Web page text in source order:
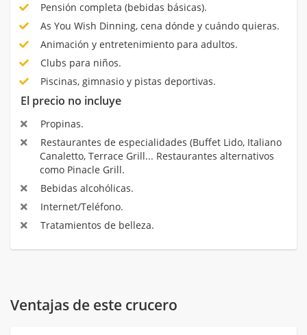
Pensión completa (bebidas básicas).
As You Wish Dinning, cena dónde y cuándo quieras.
Animación y entretenimiento para adultos.
Clubs para niños.
Piscinas, gimnasio y pistas deportivas.
El precio no incluye
Propinas.
Restaurantes de especialidades (Buffet Lido, Italiano
Canaletto, Terrace Grill... Restaurantes alternativos
como Pinacle Grill.
Bebidas alcohólicas.
Internet/Teléfono.
Tratamientos de belleza.
Ventajas de este crucero